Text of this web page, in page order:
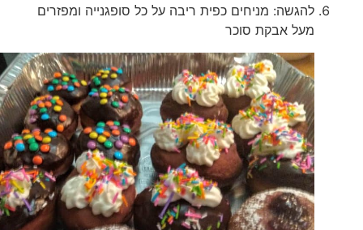
להגשה: מניחים כפית ריבה על כל סופגנייה ומפזרים
מעל אבקת סוכר